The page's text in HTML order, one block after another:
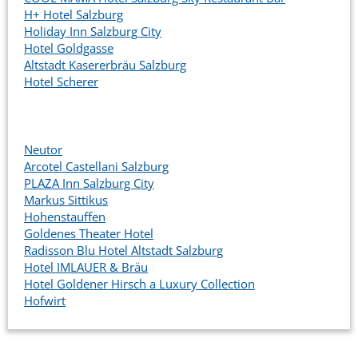
H+ Hotel Salzburg
Holiday Inn Salzburg City
Hotel Goldgasse
Altstadt Kasererbräu Salzburg
Hotel Scherer
Neutor
Arcotel Castellani Salzburg
PLAZA Inn Salzburg City
Markus Sittikus
Hohenstauffen
Goldenes Theater Hotel
Radisson Blu Hotel Altstadt Salzburg
Hotel IMLAUER & Bräu
Hotel Goldener Hirsch a Luxury Collection
Hofwirt